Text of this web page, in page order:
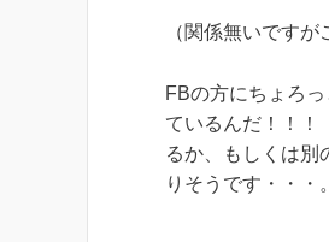
（関係無いです
FBの方にちょろ
ているんだ！！！
るか、もしくは別
りそうです・・・。